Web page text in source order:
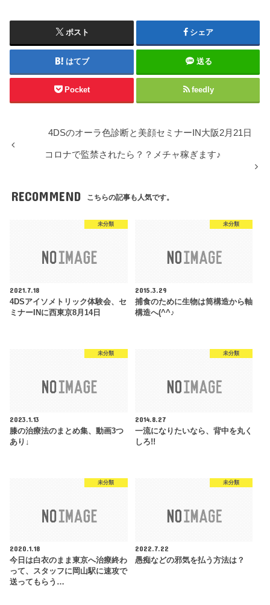
ポスト シェア
はてブ 送る
Pocket feedly
4DSのオーラ色診断と美顔セミナーIN大阪2月21日
コロナで監禁されたら？？メチャ稼ぎます♪
RECOMMEND こちらの記事も人気です。
未分類
2021.7.18
4DSアイソメトリック体験会、セ
ミナーINに西東京8月14日
未分類
2015.3.29
捕食のために生物は筒構造から軸
構造へ(^^♪
未分類
2023.1.13
膝の治療法のまとめ集、動画3つ
あり↓
未分類
2014.8.27
一流になりたいなら、背中を丸く
しろ!!
未分類
2020.1.18
今日は白衣のまま東京へ治療終わ
って、スタッフに岡山駅に速攻で
送ってもらう…
未分類
2022.7.22
愚痴などの邪気を払う方法は？